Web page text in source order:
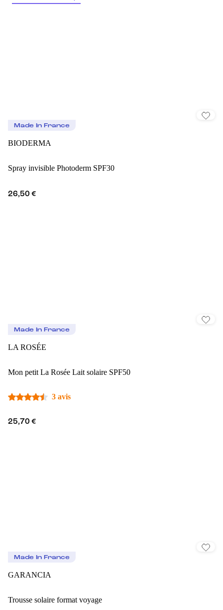
Made In France
BIODERMA
Spray invisible Photoderm SPF30
26,50 €
Made In France
LA ROSÉE
Mon petit La Rosée Lait solaire SPF50
3 avis
25,70 €
Made In France
GARANCIA
Trousse solaire format voyage